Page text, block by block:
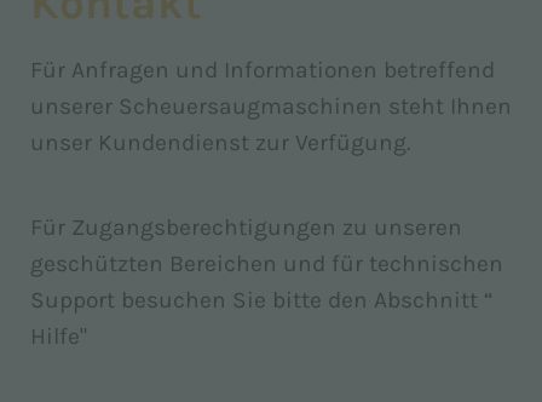
Für Anfragen und Informationen betreffend
unserer Scheuersaugmaschinen steht Ihnen
unser Kundendienst zur Verfügung.
Für Zugangsberechtigungen zu unseren
geschützten Bereichen und für technischen
Support besuchen Sie bitte den Abschnitt “
Hilfe"